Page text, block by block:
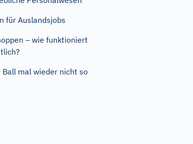
für Auslandsjobs
– wie funktioniert
Ball mal wieder nicht so